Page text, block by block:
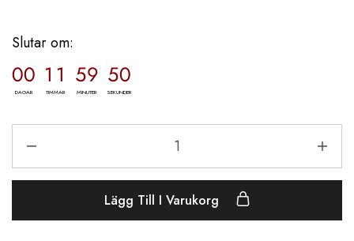
Slutar om:
00
DAGAR
11
TIMMAR
59
MINUTER
49
SEKUNDER
Lägg Till I Varukorg